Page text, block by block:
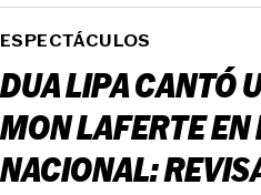
ESPECTÁCULOS
DUA LIPA CANTÓ
MON LAFERTE EN
NACIONAL: